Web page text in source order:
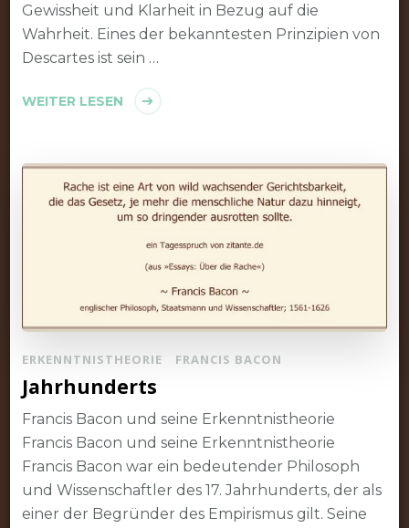
Gewissheit und Klarheit in Bezug auf die
Wahrheit. Eines der bekanntesten Prinzipien von
Descartes ist sein …
WEITER LESEN
ERKENNTNISTHEORIE FRANCIS BACON
Jahrhunderts
Francis Bacon und seine Erkenntnistheorie
Francis Bacon und seine Erkenntnistheorie
Francis Bacon war ein bedeutender Philosoph
und Wissenschaftler des 17. Jahrhunderts, der als
einer der Begründer des Empirismus gilt. Seine